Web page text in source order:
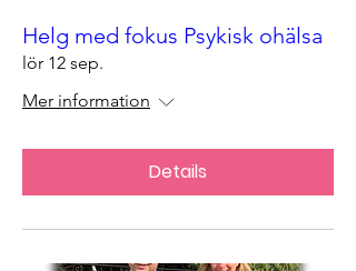
Helg med fokus Psykisk ohälsa
lör 12 sep.
Mer information
Details